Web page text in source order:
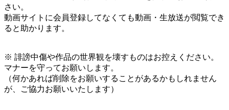
さい。
動画サイトに会員登録してなくても動画・生放送が閲覧でき
ると助かります。
※ 誹謗中傷や作品の世界観を壊すものはお控えください。
マナーを守ってお願いします。
（何かあれば削除をお願いすることがあるかもしれません
が、ご協力お願いいたします）